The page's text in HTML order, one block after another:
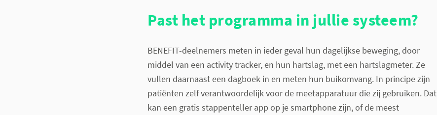
Past het programma in jullie systeem?
BENEFIT-deelnemers meten in ieder geval hun dagelijkse beweging, door
middel van een activity tracker, en hun hartslag, met een hartslagmeter. Ze
vullen daarnaast een dagboek in en meten hun buikomvang. In principe zijn
patiënten zelf verantwoordelijk voor de meetapparatuur die zij gebruiken. Dat
kan een gratis stappenteller app op je smartphone zijn, of de meest